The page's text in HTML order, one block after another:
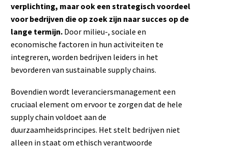
verplichting, maar ook een strategisch voordeel
voor bedrijven die op zoek zijn naar succes op de
lange termijn. Door milieu-, sociale en
economische factoren in hun activiteiten te
integreren, worden bedrijven leiders in het
bevorderen van sustainable supply chains.
Bovendien wordt leveranciersmanagement een
cruciaal element om ervoor te zorgen dat de hele
supply chain voldoet aan de
duurzaamheidsprincipes. Het stelt bedrijven niet
alleen in staat om ethisch verantwoorde